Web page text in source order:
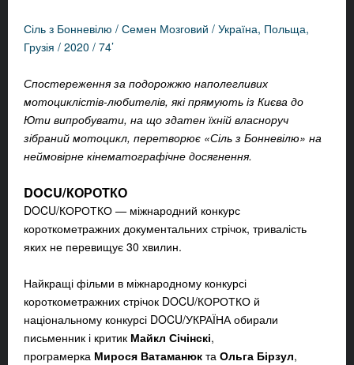
Сіль з Бонневілю / Семен Мозговий / Україна, Польща,
Грузія / 2020 / 74’
Спостереження за подорожжю наполегливих
мотоциклістів-любителів, які прямують із Києва до
Юти випробувати, на що здатен їхній власноруч
зібраний мотоцикл, перетворює «Сіль з Бонневілю» на
неймовірне кінематографічне досягнення.
DOCU/КОРОТКО
DOCU/КОРОТКО —міжнародний конкурс
короткометражних документальних стрічок, тривалість
яких не перевищує 30 хвилин.
Найкращі фільми в міжнародному конкурсі
короткометражних стрічок DOCU/КОРОТКО й
національному конкурсі DOCU/УКРАЇНА обирали
письменник і критик Майкл Січінскі,
програмерка Мирося Ватаманюк та Ольга Бірзул,